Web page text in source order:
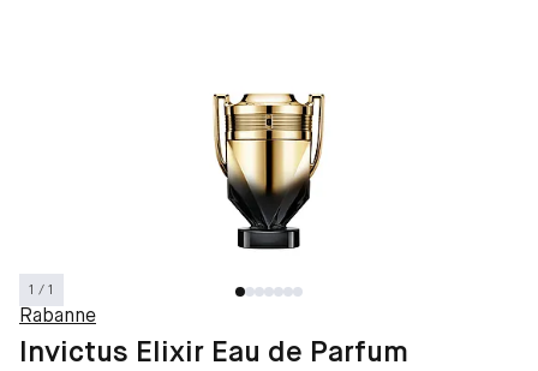
1 / 1
Rabanne
Invictus Elixir Eau de Parfum